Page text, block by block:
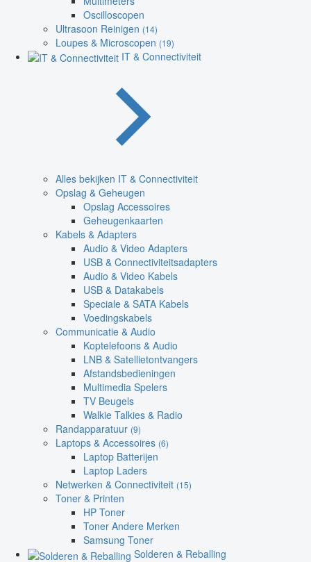
Oscilloscopen
Ultrasoon Reinigen (14)
Loupes & Microscopen (19)
IT & Connectiviteit
Alles bekijken IT & Connectiviteit
Opslag & Geheugen
Opslag Accessoires
Geheugenkaarten
Kabels & Adapters
Audio & Video Adapters
USB & Connectiviteitsadapters
Audio & Video Kabels
USB & Datakabels
Speciale & SATA Kabels
Voedingskabels
Communicatie & Audio
Koptelefoons & Audio
LNB & Satellietontvangers
Afstandsbedieningen
Multimedia Spelers
TV Beugels
Walkie Talkies & Radio
Randapparatuur (9)
Laptops & Accessoires (6)
Laptop Batterijen
Laptop Laders
Netwerken & Connectiviteit (15)
Toner & Printen
HP Toner
Toner Andere Merken
Samsung Toner
Solderen & Reballing